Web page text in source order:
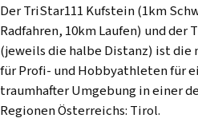
Der TriStar111 Kufstein (1km
Radfahren, 10km Laufen) und der
(jeweils die halbe Distanz) ist die
für Profi- und Hobbyathleten für
traumhafter Umgebung in einer
Regionen Österreichs: Tirol.